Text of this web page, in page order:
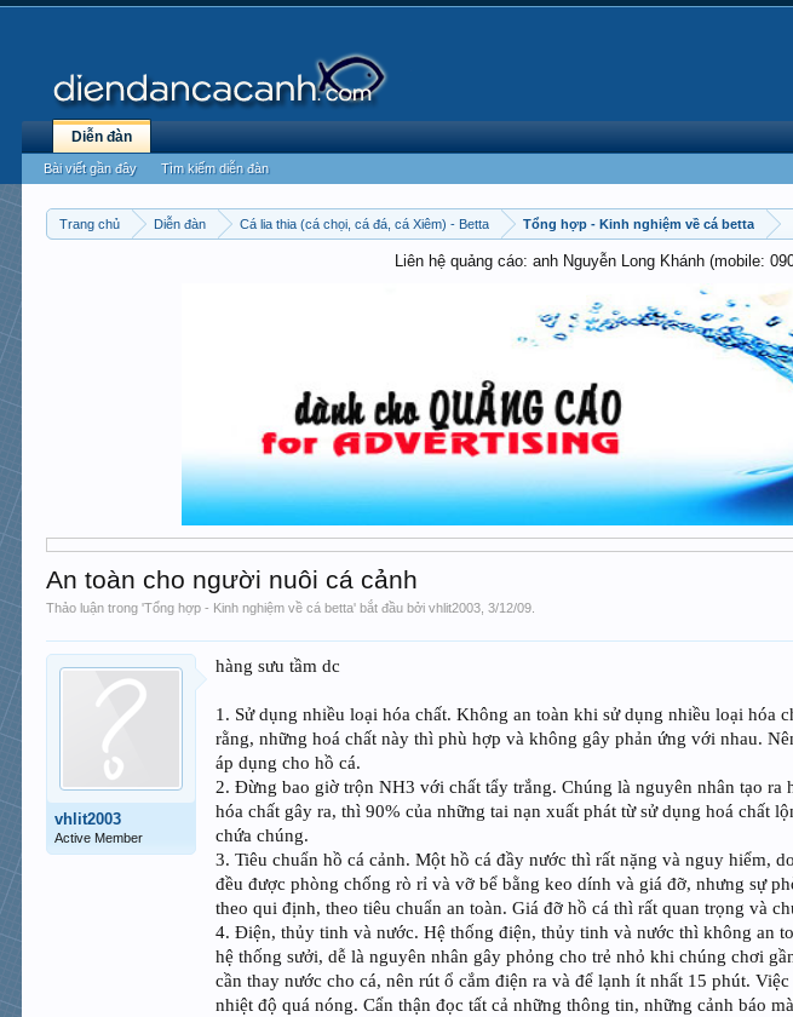
Trang chủ Diễn đàn Cá lia thia (cá chọi, cá đá, cá Xiêm) - Betta Tổng hợp - Kinh nghiệm về cá betta
Liên hệ quảng cáo: anh Nguyễn Long Khánh (mobile:
An toàn cho người nuôi cá cảnh
Thảo luận trong 'Tổng hợp - Kinh nghiệm về cá betta' bắt đầu bởivhlit2003 ,3/12/09
vhlit2003
Active Member
hàng sưu tầm dc
1. Sử dụng nhiều loại hóa chất. Không an toàn khi sử dụng nhiều loại hóa
rằng, những hoá chất này thì phù hợp và không gây phản ứng với nhau.
áp dụng cho hồ cá.
2. Đừng bao giờ trộn NH3 với chất tẩy trắng. Chúng là nguyên nhân tạo
hóa chất gây ra, thì 90% của những tai nạn xuất phát từ sử dụng hoá chất
chứa chúng.
3. Tiêu chuẩn hồ cá cảnh. Một hồ cá đầy nước thì rất nặng và nguy hiểm,
đều được phòng chống rò rỉ và vỡ bể bằng keo dính và giá đỡ, nhưng sự
theo qui định, theo tiêu chuẩn an toàn. Giá đỡ hồ cá thì rất quan trọng và
4. Điện, thủy tinh và nước. Hệ thống điện, thủy tinh và nước thì không an
hệ thống sưởi, dễ là nguyên nhân gây phỏng cho trẻ nhỏ khi chúng chơi
cần thay nước cho cá, nên rút ổ cắm điện ra và để lạnh ít nhất 15 phút.
nhiệt độ quá nóng. Cẩn thận đọc tất cả những thông tin, những cảnh báo
Diễn đàn
Bài viết gần đây Tìm kiếm diễn đàn